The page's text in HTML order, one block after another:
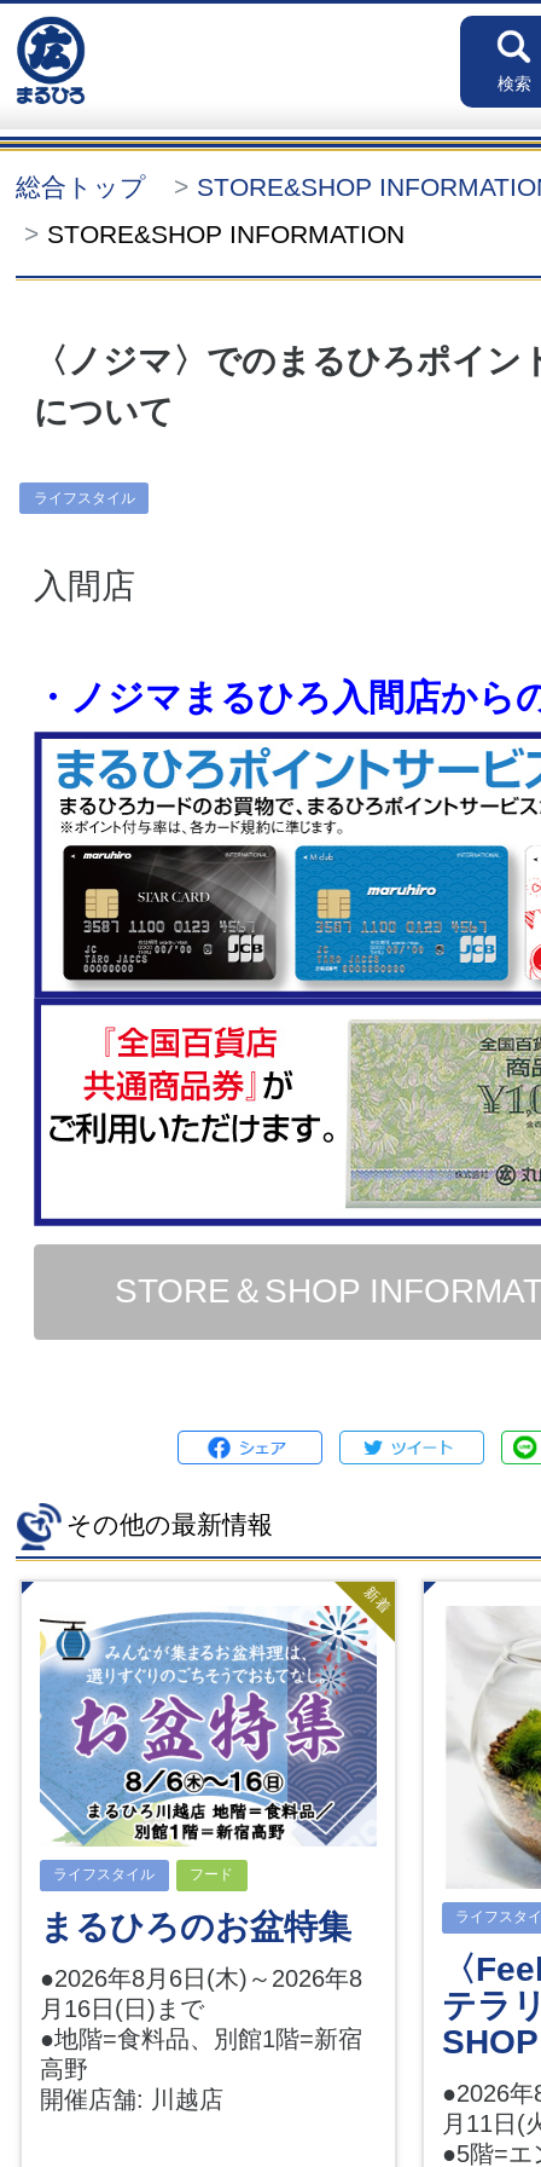
検索
総合トップ
STORE&SHOP
STORE&SHOP INFORMATION
〈ノジマ〉でのまるひろポイン
について
ライフスタイル
入間店
・ノジマまるひろ入間店から
STORE＆SHOP
その他の最新情報
新着
ライフスタイル フード
まるひろのお盆特集
●2026年8月6日(木)～2026年8
月16日(日)まで
●地階=食料品、別館1階=新宿
高野
開催店舗: 川越店
ライフスタ
〈
テラ
SHOP
●2026年
月11日(
●5階=エ